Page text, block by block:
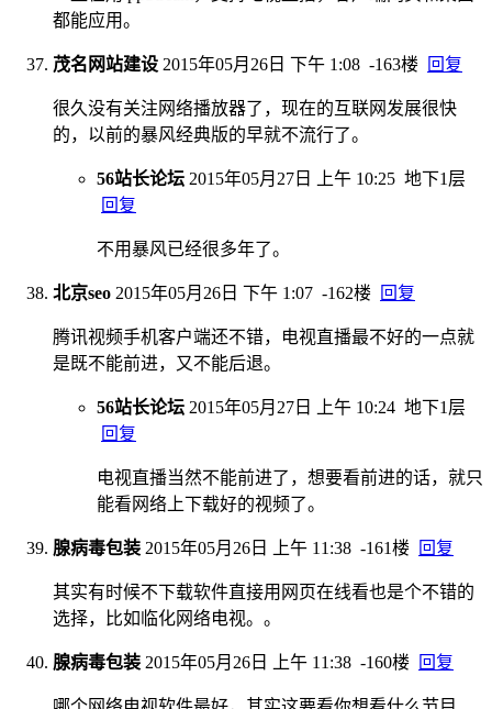
都能应用。
茂名网站建设 2015年05月26日 下午 1:08 -163楼 回复
很久没有关注网络播放器了，现在的互联网发展很快
的，以前的暴风经典版的早就不流行了。
56站长论坛 2015年05月27日 上午 10:25 地下1层
回复
不用暴风已经很多年了。
北京seo 2015年05月26日 下午 1:07 -162楼 回复
腾讯视频手机客户端还不错，电视直播最不好的一点就
是既不能前进，又不能后退。
56站长论坛 2015年05月27日 上午 10:24 地下1层
回复
电视直播当然不能前进了，想要看前进的话，就只
能看网络上下载好的视频了。
腺病毒包装 2015年05月26日 上午 11:38 -161楼 回复
其实有时候不下载软件直接用网页在线看也是个不错的
选择，​比如临化网络电视。。
腺病毒包装 2015年05月26日 上午 11:38 -160楼 回复